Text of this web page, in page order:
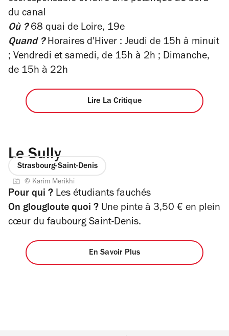
du canal
Où ?68 quai de Loire, 19e
Quand ?Horaires d'Hiver : Jeudi de 15h à minuit
; Vendredi et samedi, de 15h à 2h ; Dimanche,
de 15h à 22h
Lire La Critique
Le Sully
Strasbourg-Saint-Denis
© Karim Merikhi
Pour qui ? Les étudiants fauchés
On glougloute quoi ? Une pinte à 3,50 € en plein
cœur du faubourg Saint-Denis.
En Savoir Plus